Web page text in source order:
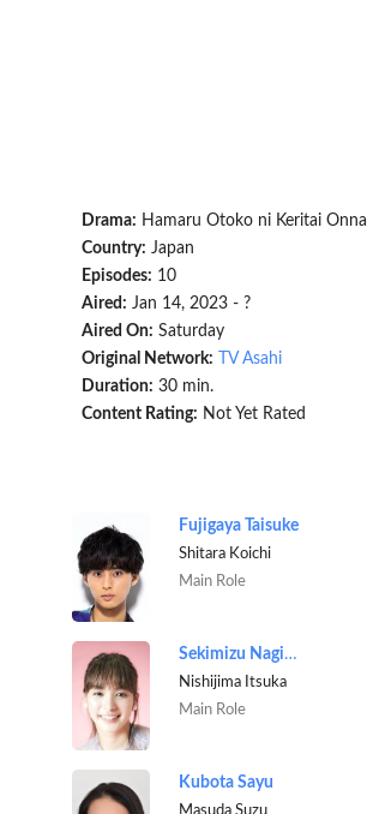
Drama: Hamaru Otoko ni Keritai Onna
Country: Japan
Episodes: 10
Aired: Jan 14, 2023 - ?
Aired On: Saturday
Original Network:
TV Asahi
Duration: 30 min.
Content Rating: Not Yet Rated
Fujigaya Taisuke
Shitara Koichi
Main Role
Sekimizu Nagisa
Nishijima Itsuka
Main Role
Kubota Sayu
Masuda Suzu